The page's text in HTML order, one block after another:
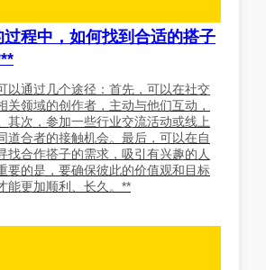
程中，如何找到合适的搭子
以通过几个途径：首先，可以在社交
关领域的创作者，主动与他们互动，
其次，参加一些行业交流活动或线上
道合者的接触机会。最后，可以在自
找合作搭子的需求，吸引有兴趣的人
要的是，要确保彼此的价值观和目标
能更加顺利、长久。**